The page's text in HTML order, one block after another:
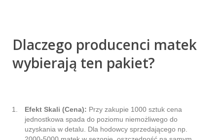
Dlaczego producenci matek
wybierają ten pakiet?
Efekt Skali (Cena): Przy zakupie 1000 sztuk cena
jednostkowa spada do poziomu niemożliwego do
uzyskania w detalu. Dla hodowcy sprzedającego np.